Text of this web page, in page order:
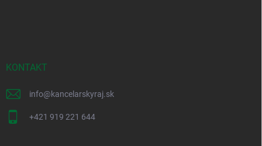
KONTAKT
info@kancelarskyraj.sk
+421 919 221 644